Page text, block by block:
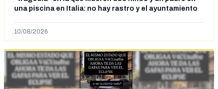
una piscina en Italia: no hay rastro y el ayuntamiento
10/08/2026